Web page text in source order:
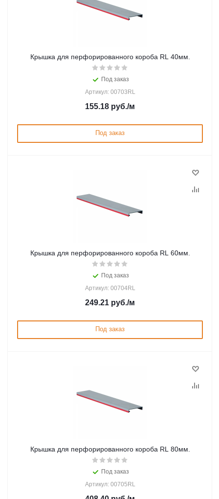
Крышка для перфорированного короба RL 40мм.
Под заказ
Артикул: 00703RL
155.18 руб./м
Под заказ
Крышка для перфорированного короба RL 60мм.
Под заказ
Артикул: 00704RL
249.21 руб./м
Под заказ
Крышка для перфорированного короба RL 80мм.
Под заказ
Артикул: 00705RL